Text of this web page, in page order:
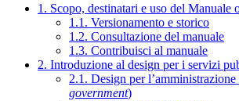
1. Scopo, destinatari e uso del Manuale
1.1. Versionamento e storico
1.2. Consultazione del manuale
1.3. Contribuisci al manuale
2. Introduzione al design per i servizi
2.1. Design per
government)